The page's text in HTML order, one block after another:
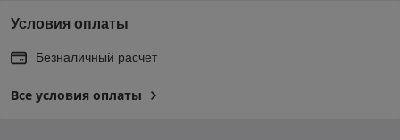
Условия оплаты
Безналичный расчет
Все условия оплаты